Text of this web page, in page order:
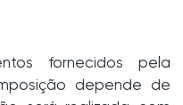
fornecidos pela
depende de